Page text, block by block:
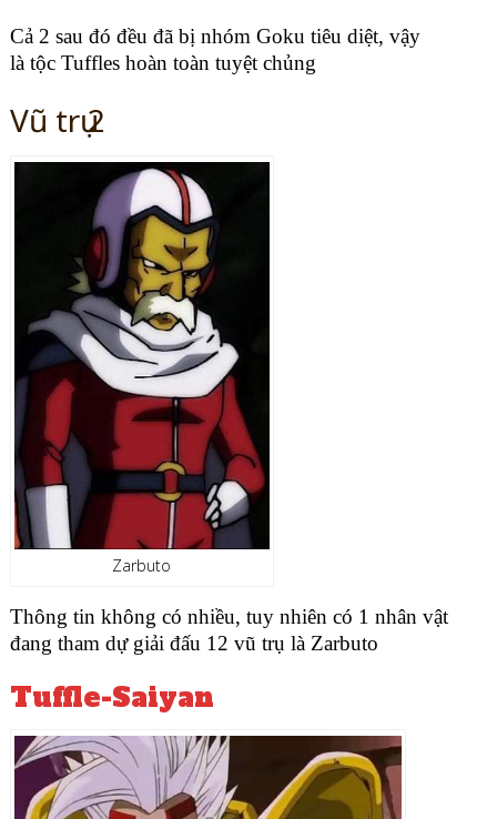
Cả 2 sau đó đều đã bị nhóm Goku tiêu diệt, vậy
là tộc Tuffles hoàn toàn tuyệt chủng
Vũ trụ 2
Zarbuto
Thông tin không có nhiều, tuy nhiên có 1 nhân vật
đang tham dự giải đấu 12 vũ trụ là Zarbuto
Tuffle-Saiyan